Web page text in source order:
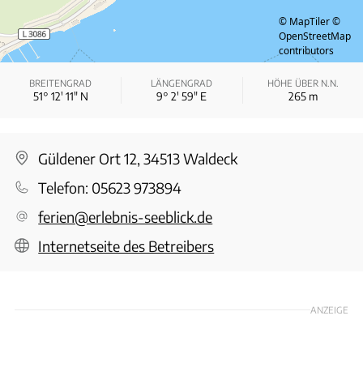
© MapTiler ©
OpenStreetMap
contributors
BREITENGRAD
51° 12′ 11″ N
LÄNGENGRAD
9° 2′ 59″ E
HÖHE ÜBER N.N.
265m
Güldener Ort 12, 34513 Waldeck
Telefon: 05623 973894
ferien@erlebnis-seeblick.de
Internetseite des Betreibers
ANZEIGE